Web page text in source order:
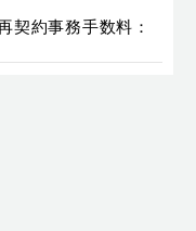
契約事務手数料：